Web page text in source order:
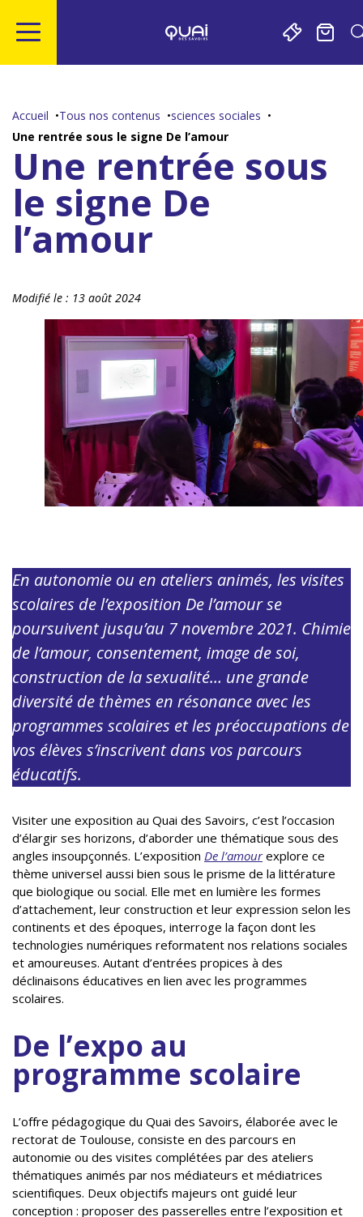
contenu
Accueil Tous nos contenus
sciences sociales
Une rentrée sous le signe De l’amour
Une rentrée sous
le signe De
l’amour
Modifié le : 13 août 2024
En autonomie ou en ateliers animés, les visites
scolaires de l’exposition De l’amour se
poursuivent jusqu’au 7 novembre 2021. Chimie
de l’amour, consentement, image de soi,
construction de la sexualité… une grande
diversité de thèmes en résonance avec les
programmes scolaires et les préoccupations de
vos élèves s’inscrivent dans vos parcours
éducatifs.
Visiter une exposition au Quai des Savoirs, c’est l’occasion
d’élargir ses horizons, d’aborder une thématique sous des
angles insoupçonnés. L’exposition De l’amourexplore ce
thème universel aussi bien sous le prisme de la littérature
que biologique ou social. Elle met en lumière les formes
d’attachement, leur construction et leur expression selon les
continents et des époques, interroge la façon dont les
technologies numériques reformatent nos relations sociales
et amoureuses. Autant d’entrées propices à des
déclinaisons éducatives en lien avec les programmes
scolaires.
De l’expo au
programme scolaire
L’offre pédagogique du Quai des Savoirs, élaborée avec le
rectorat de Toulouse, consiste en des parcours en
autonomie ou des visites complétées par des ateliers
thématiques animés par nos médiateurs et médiatrices
scientifiques. Deux objectifs majeurs ont guidé leur
conception : proposer des passerelles entre l’exposition et